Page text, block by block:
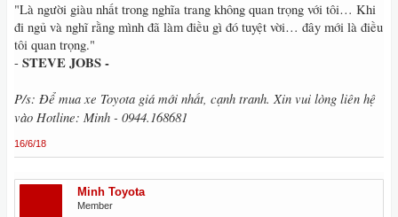
"Là người giàu nhất trong nghĩa trang không quan trọng với tôi… Khi
đi ngủ và nghĩ rằng mình đã làm điều gì đó tuyệt vời… đây mới là điều
tôi quan trọng."
- STEVE JOBS -
P/s: Để mua xe Toyota giá mới nhất, cạnh tranh. Xin vui lòng liên hệ
vào Hotline: Minh - 0944.168681
16/6/18
Minh Toyota
Member